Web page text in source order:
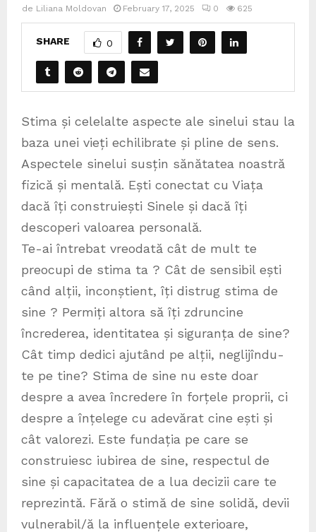
de Liliana Moldovan February 17, 2025 0 625
SHARE 0
Stima și celelalte aspecte ale sinelui stau la
baza unei vieți echilibrate și pline de sens.
Aspectele sinelui susțin sănătatea noastră
fizică și mentală. Ești conectat cu Viața
dacă îți construiești Sinele și dacă îți
descoperi valoarea personală.
Te-ai întrebat vreodată cât de mult te
preocupi de stima ta ? Cât de sensibil ești
când alții, inconștient, îți distrug stima de
sine ? Permiți altora să îți zdruncine
încrederea, identitatea și siguranța de sine?
Cât timp dedici ajutând pe alții, neglijîndu-
te pe tine? Stima de sine nu este doar
despre a avea încredere în forțele proprii, ci
despre a înțelege cu adevărat cine ești și
cât valorezi. Este fundația pe care se
construiesc iubirea de sine, respectul de
sine și capacitatea de a lua decizii care te
reprezintă. Fără o stimă de sine solidă, devii
vulnerabil/ă la influențele exterioare,